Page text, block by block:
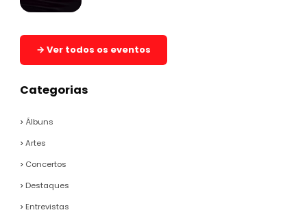
→ Ver todos os eventos
Categorias
Álbuns
Artes
Concertos
Destaques
Entrevistas